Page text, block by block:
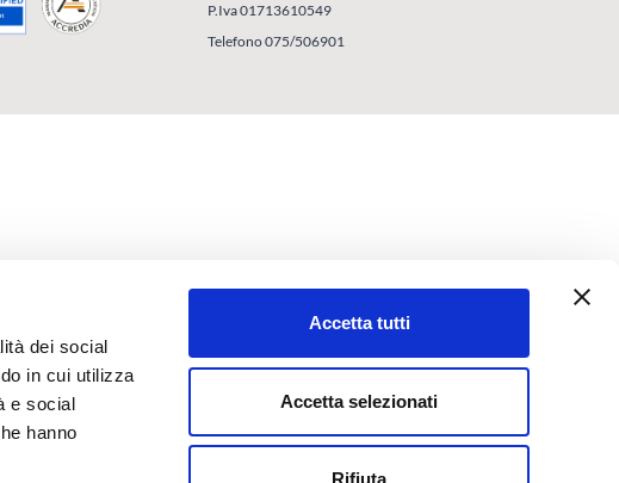
dei social
in cui utilizza
e social
hanno
Accetta tutti
Accetta selezionati
Rifiuta
P.Iva 01713610549
Telefono 075/506901